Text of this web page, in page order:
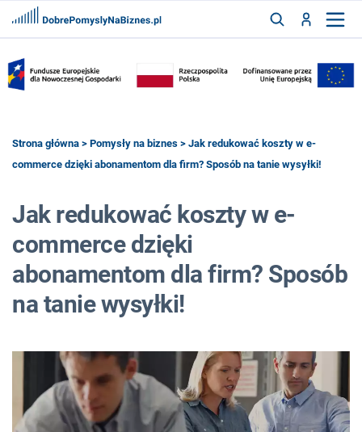
ZAREJESTRUJ
FRANCZYZY
Strona główna > Pomysły na biznes > Jak redukować koszty w e-
commerce dzięki abonamentom dla firm? Sposób na tanie wysyłki!
Jak redukować koszty w e-
commerce dzięki
abonamentom dla firm? Sposób
na tanie wysyłki!